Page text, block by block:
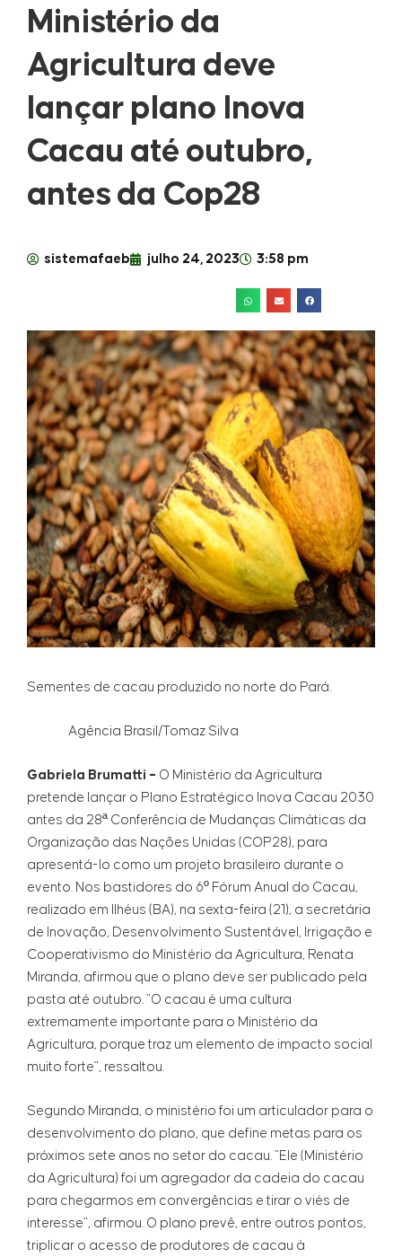
Ministério da
Agricultura deve
lançar plano Inova
Cacau até outubro,
antes da Cop28
sistemafaeb julho 24, 2023 3:58 pm
Sementes de cacau produzido no norte do Pará.
Agência Brasil/Tomaz Silva
Gabriela Brumatti – O Ministério da Agricultura
pretende lançar o Plano Estratégico Inova Cacau 2030
antes da 28ª Conferência de Mudanças Climáticas da
Organização das Nações Unidas (COP28), para
apresentá-lo como um projeto brasileiro durante o
evento. Nos bastidores do 6º Fórum Anual do Cacau,
realizado em Ilhéus (BA), na sexta-feira (21), a secretária
de Inovação, Desenvolvimento Sustentável, Irrigação e
Cooperativismo do Ministério da Agricultura, Renata
Miranda, afirmou que o plano deve ser publicado pela
pasta até outubro. "O cacau é uma cultura
extremamente importante para o Ministério da
Agricultura, porque traz um elemento de impacto social
muito forte", ressaltou.
Segundo Miranda, o ministério foi um articulador para o
desenvolvimento do plano, que define metas para os
próximos sete anos no setor do cacau. "Ele (Ministério
da Agricultura) foi um agregador da cadeia do cacau
para chegarmos em convergências e tirar o viés de
interesse", afirmou. O plano prevê, entre outros pontos,
triplicar o acesso de produtores de cacau à